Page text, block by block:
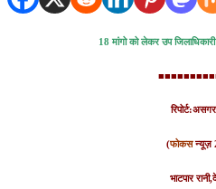
18 मांगो को लेकर उप जिलाधिकारी
(फोकस न्यूज़
भाटपार